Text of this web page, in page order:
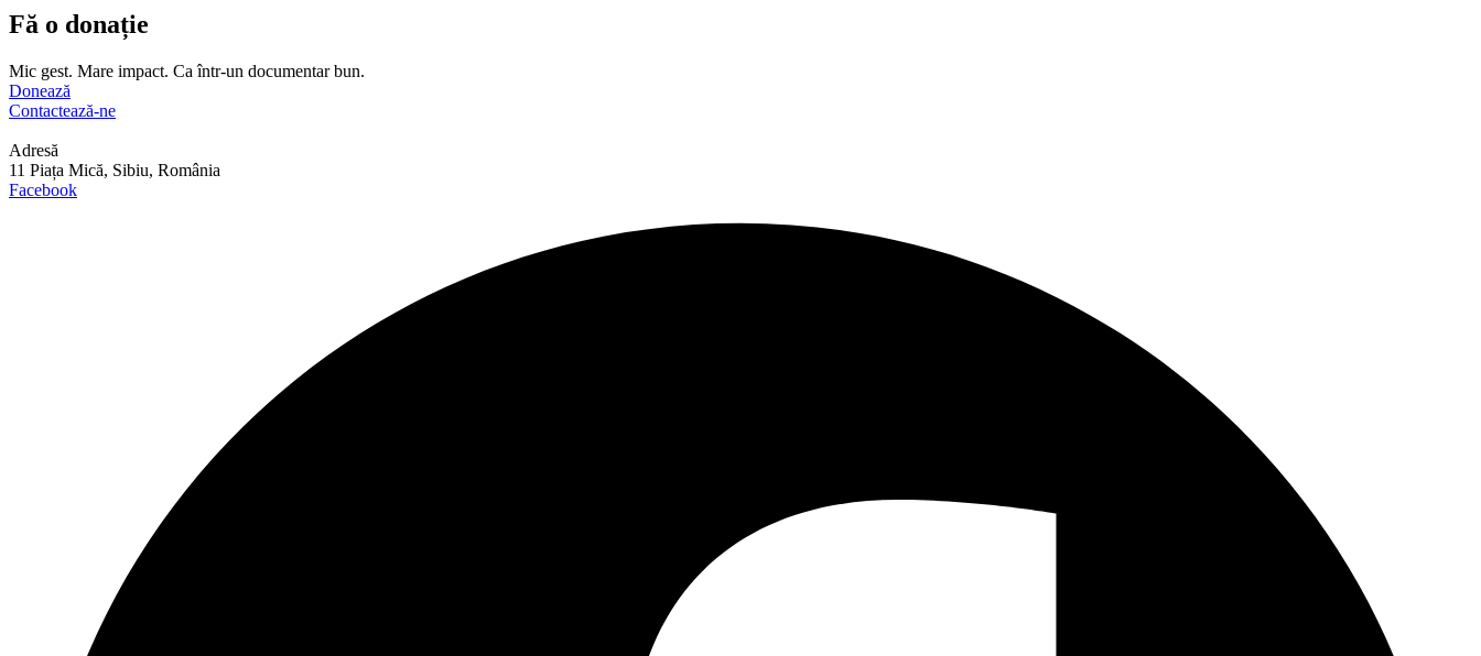
Fă o donație
Mic gest. Mare impact. Ca într-un documentar bun.
Donează
Contactează-ne
Adresă
11 Piața Mică, Sibiu, România
Facebook